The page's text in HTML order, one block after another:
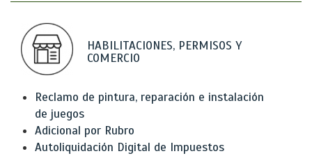
HABILITACIONES, PERMISOS Y
COMERCIO
Reclamo de pintura, reparación e instalación
de juegos
Adicional por Rubro
Autoliquidación Digital de Impuestos